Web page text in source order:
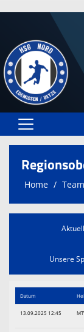
Home
Spielplan
Trainingszeiten
Sponsoren
Home
Aktuell
Unsere
Datum
13.09.2025 12:45